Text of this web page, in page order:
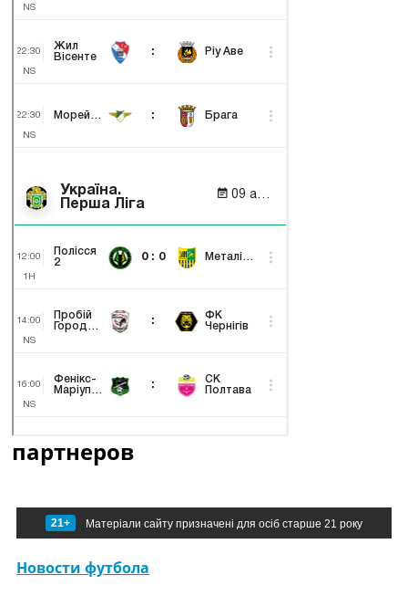
партнеров
21+ Матеріали сайту призначені для осіб старше 21 року
Новости футбола